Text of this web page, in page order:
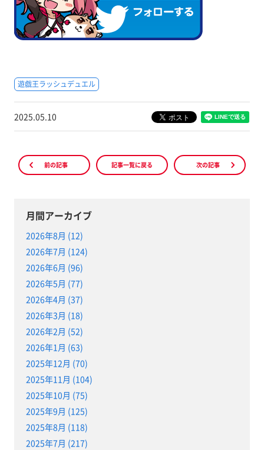
遊戯王ラッシュデュエル
2025.05.10
前の記事 記事一覧に戻る 次の記事
月間アーカイブ
2026年8月 (12)
2026年7月 (124)
2026年6月 (96)
2026年5月 (77)
2026年4月 (37)
2026年3月 (18)
2026年2月 (52)
2026年1月 (63)
2025年12月 (70)
2025年11月 (104)
2025年10月 (75)
2025年9月 (125)
2025年8月 (118)
2025年7月 (217)